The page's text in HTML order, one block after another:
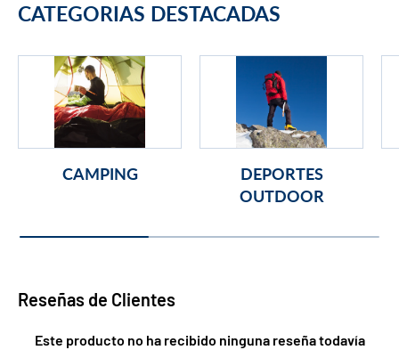
CATEGORIAS DESTACADAS
CAMPING
DEPORTES
OUTDOOR
Reseñas de Clientes
Este producto no ha recibido ninguna reseña todavía